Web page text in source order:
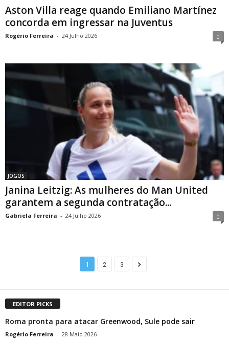
Aston Villa reage quando Emiliano Martínez
concorda em ingressar na Juventus
Rogério Ferreira - 24 Julho 2026 0
JOGOS
Janina Leitzig: As mulheres do Man United
garantem a segunda contratação...
Gabriela Ferreira - 24 Julho 2026 0
1 2 3
EDITOR PICKS
Roma pronta para atacar Greenwood, Sule pode sair
Rogério Ferreira - 28 Maio 2026